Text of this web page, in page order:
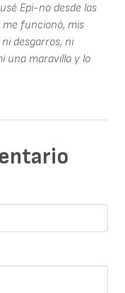
Epi-no desde las
me funcionó, mis
desgarros, ni
una maravilla y lo